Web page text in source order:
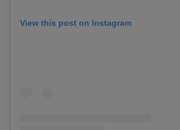
View this post on Instagram